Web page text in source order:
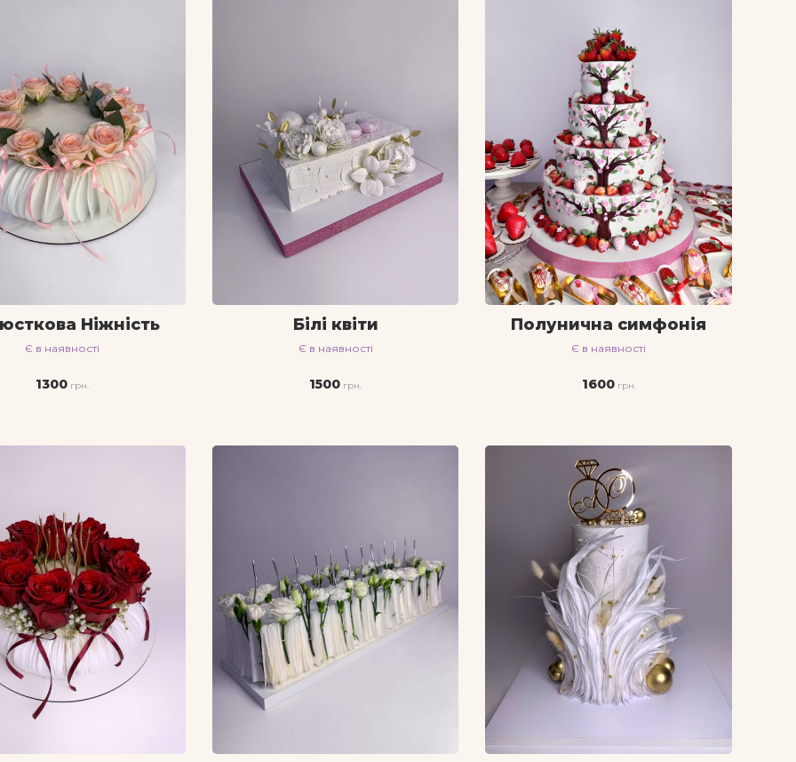
Ніжність
Є в наявності
1300
Білі квіти
Є в наявності
1500
Полунична симфонія
Є в наявності
1600